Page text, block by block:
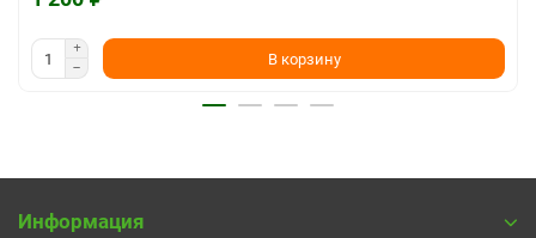
В корзину
Информация